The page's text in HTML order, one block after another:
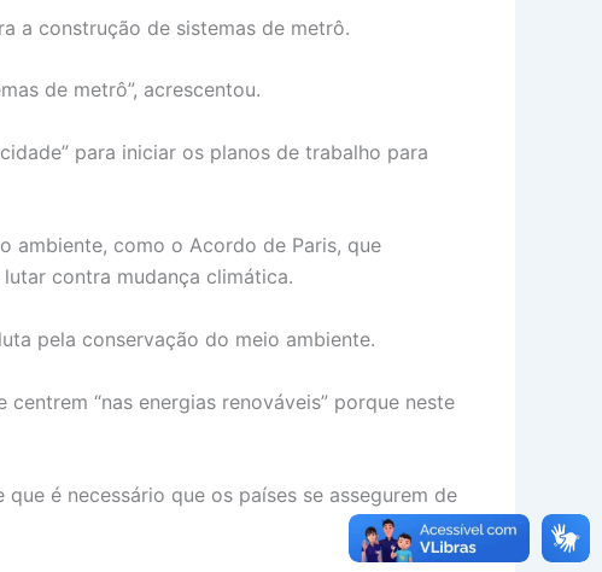
a construção de sistemas de metrô.
de metrô”, acrescentou.
para iniciar os planos de trabalho para
ambiente, como o Acordo de Paris, que
contra mudança climática.
pela conservação do meio ambiente.
“nas energias renováveis” porque neste
é necessário que os países se assegurem de